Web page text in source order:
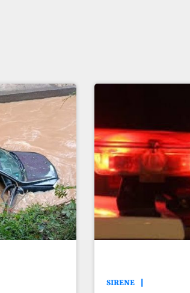
SIRENE